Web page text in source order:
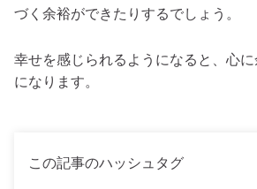
づく余裕ができたりするでしょう。
幸せを感じられるようになると、心
になります。
この記事のハッシュタグ